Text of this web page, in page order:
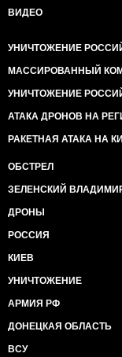
ВИДЕО
УНИЧТОЖЕНИЕ
МАССИРОВАННЫЙ
УНИЧТОЖЕНИЕ
АТАКА ДРОНОВ НА
РАКЕТНАЯ АТАКА НА
ОБСТРЕЛ
ЗЕЛЕНСКИЙ
ДРОНЫ
РОССИЯ
КИЕВ
УНИЧТОЖЕНИЕ
АРМИЯ РФ
ДОНЕЦКАЯ ОБЛАСТЬ
ВСУ